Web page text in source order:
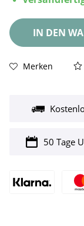
IN DEN
Merken
50 Tage